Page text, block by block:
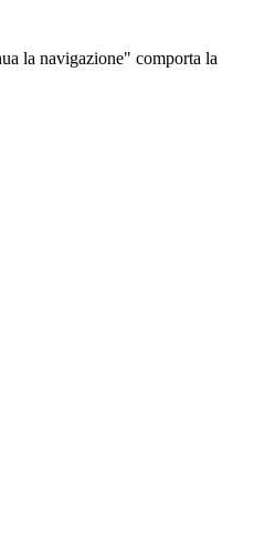
la navigazione" comporta la